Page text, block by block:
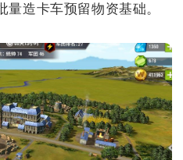
造卡车预留物资基础。